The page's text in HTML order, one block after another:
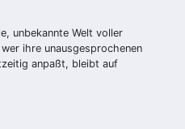
unbekannte Welt voller
ihre unausgesprochenen
anpaßt, bleibt auf